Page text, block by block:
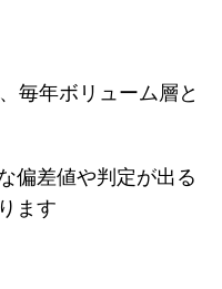
毎年ボリューム層と
偏差値や判定が出る
ます